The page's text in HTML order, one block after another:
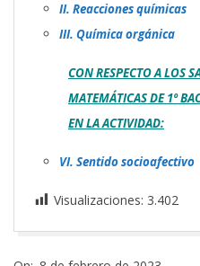
II. Reacciones químicas
III. Química orgánica
CON RESPECTO A LOS
MATEMÁTICAS DE 1º
EN LA ACTIVIDAD:
VI. Sentido socioafectivo
Visualizaciones: 3.402